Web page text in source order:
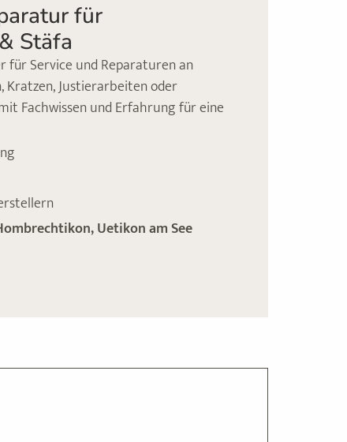
für
Stäfa
für Service und Reparaturen an
Kratzen, Justierarbeiten oder
Fachwissen und Erfahrung für eine
Uetikon am See